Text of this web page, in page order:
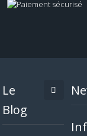
Le
Blog